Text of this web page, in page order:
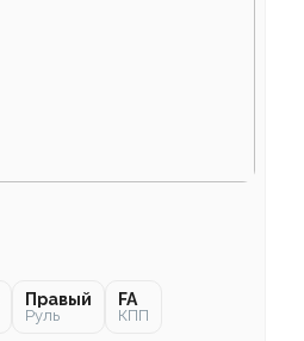
Правый
Руль
FA
КПП